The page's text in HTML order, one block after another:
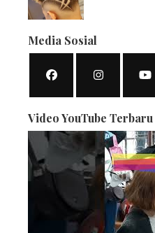
Media Sosial
Video YouTube Terbaru